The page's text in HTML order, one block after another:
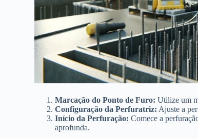
Marcação do Ponto de Furo: Utilize um
Configuração da Perfuratriz: Ajuste a
Início da Perfuração: Comece a
aprofunda.